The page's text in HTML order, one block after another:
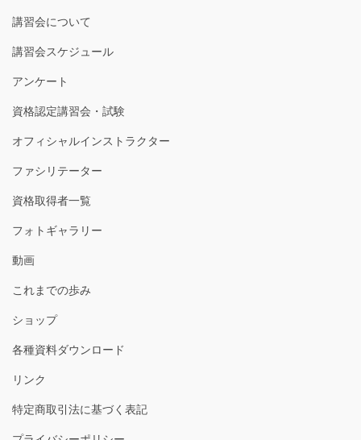
講習会について
講習会スケジュール
アンケート
資格認定講習会・試験
オフィシャルインストラクター
ファシリテーター
資格取得者一覧
フォトギャラリー
動画
これまでの歩み
ショップ
各種資料ダウンロード
リンク
特定商取引法に基づく表記